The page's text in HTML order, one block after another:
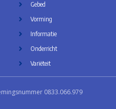
Gebed
Vorming
Informatie
Onderricht
Variëteit
0833.066.979